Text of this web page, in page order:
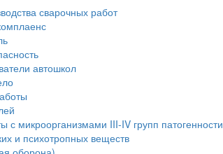
сварочных работ
автошкол
с микроорганизмами III-IV групп патогенности
и психотропных веществ